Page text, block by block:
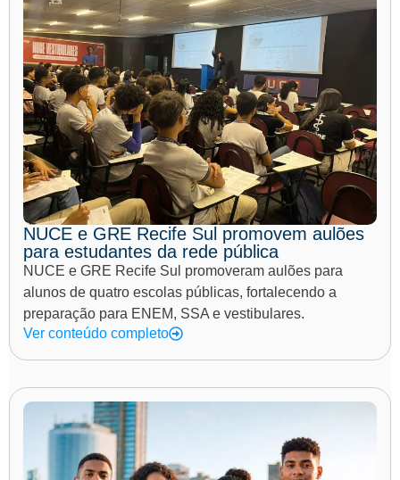
NUCE e GRE Recife Sul promovem aulões
para estudantes da rede pública
NUCE e GRE Recife Sul promoveram aulões para
alunos de quatro escolas públicas, fortalecendo a
preparação para ENEM, SSA e vestibulares.
Ver conteúdo completo